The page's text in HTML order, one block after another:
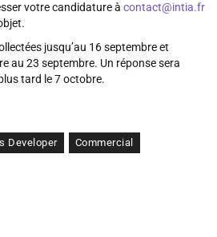
votre candidature à contact@intia.fr
jusqu’au 16 septembre et
au 23 septembre. Un réponse sera
tard le 7 octobre.
Developer Commercial